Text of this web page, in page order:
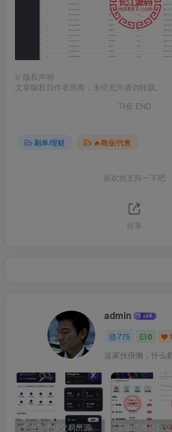
© 版权声明
文章版权归作者所有，未经允许请勿转载。
THE END
刷单/理财 🔥商业/代售
喜欢就支持一下吧
分享
admin
775 0 1
这家伙很懒，什么
多语言华硕交易所源码/手机端uniapp电脑端vue.支持秒合约/币币/国际黄金/U本位合约/DeFi挖矿